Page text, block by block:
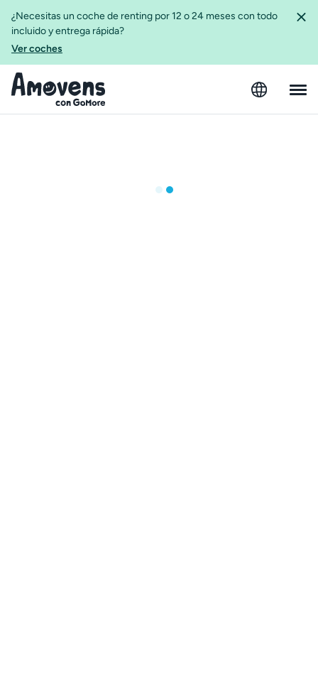
¿Necesitas un coche de renting por 12 o 24 meses con todo
incluido y entrega rápida?
Ver coches